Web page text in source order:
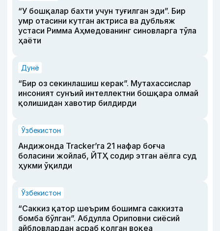
“У бошқалар бахти учун туғилган эди”. Бир
умр отасини кутган актриса ва дубльяж
устаси Римма Аҳмедованинг синовларга тўла
ҳаёти
Дунё
“Бир оз секинлашиш керак”. Мутахассислар
инсоният сунъий интеллектни бошқара олмай
қолишидан хавотир билдирди
Ўзбекистон
Андижонда Tracker’га 21 нафар боғча
боласини жойлаб, ЙТҲ содир этган аёлга суд
ҳукми ўқилди
Ўзбекистон
“Саккиз қатор шеърим бошимга саккизта
бомба бўлган”. Абдулла Ориповни сиёсий
айбловлардан асраб қолган воқеа